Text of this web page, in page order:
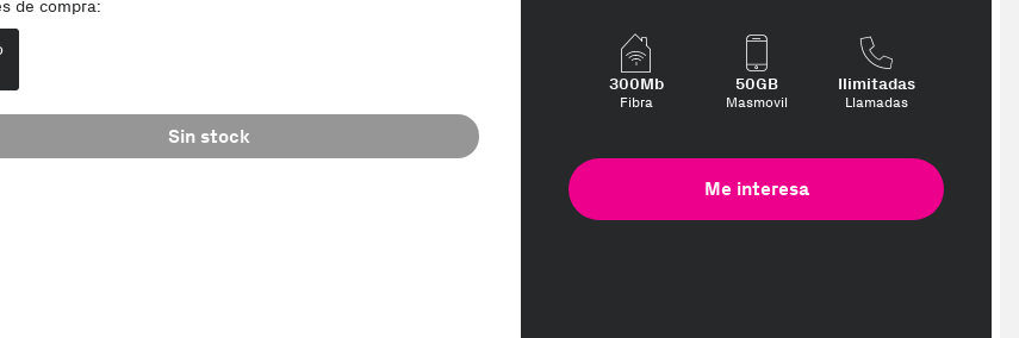
de compra:
Sin stock
300Mb
Fibra
50GB
Masmovil
Ilimitadas
Llamadas
Me interesa